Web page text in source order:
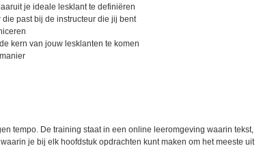
je ideale lesklant te definiëren
past bij de instructeur die jij bent
kern van jouw lesklanten te komen
tempo. De training staat in een online leeromgeving waarin tekst,
je bij elk hoofdstuk opdrachten kunt maken om het meeste uit